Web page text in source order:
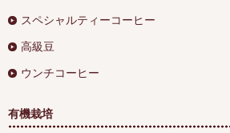
スペシャルティーコーヒー
高級豆
ウンチコーヒー
有機栽培